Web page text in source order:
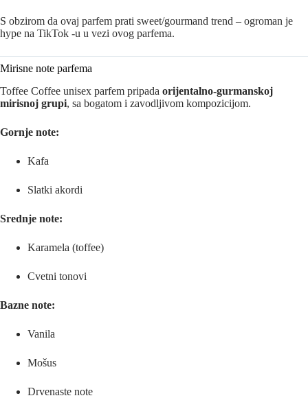
S obzirom da ovaj parfem prati sweet/gourmand trend – ogroman je
hype na TikTok -u u vezi ovog parfema.
Mirisne note parfema
Toffee Coffee unisex parfem pripada orijentalno-gurmanskoj
mirisnoj grupi, sa bogatom i zavodljivom kompozicijom.
Gornje note:
Kafa
Slatki akordi
Srednje note:
Karamela (toffee)
Cvetni tonovi
Bazne note:
Vanila
Mošus
Drvenaste note